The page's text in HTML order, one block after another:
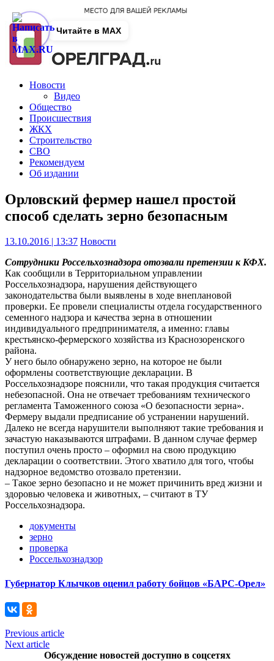
Новости
Видео
Общество
Происшествия
ЖКХ
Строительство
СВО
Рекомендуем
Об издании
Орловский фермер нашел простой
способ сделать зерно безопасным
13.10.2016 | 13:37 Новости
Сотрудники Россельхознадзора отозвали претензии к КФХ.
Как сообщили в Территориальном управлении
Россельхознадзора, нарушения действующего
законодательства были выявлены в ходе внеплановой
проверки. Ее провели специалисты отдела государственного
семенного надзора и качества зерна в отношении
индивидуального предпринимателя, а именно: главы
крестьянско-фермерского хозяйства из Краснозоренского
района.
У него было обнаружено зерно, на которое не были
оформлены соответствующие декларации. В
Россельхознадзоре пояснили, что такая продукция считается
небезопасной. Она не отвечает требованиям технического
регламента Таможенного союза «О безопасности зерна».
Фермеру выдали предписание об устранении нарушений.
Далеко не всегда нарушители выполняют такие требования и
зачастую наказываются штрафами. В данном случае фермер
поступил очень просто – оформил на свою продукцию
декларации о соответствии. Этого хватило для того, чтобы
надзорное ведомство отозвало претензии.
– Такое зерно безопасно и не может причинить вред жизни и
здоровью человека и животных, – считают в ТУ
Россельхознадзора.
документы
зерно
проверка
Россельхознадзор
Губернатор Клычков оценил работу бойцов «БАРС-Орел»
Previous article
Next article
Обсуждение новостей доступно в соцсетях
Читайте в MAX